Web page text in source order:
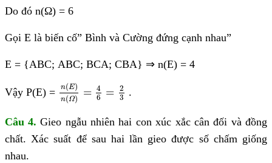
Do đó n(Ω) = 6
Gọi E là biến cố” Bình và Cường đứng cạnh nhau”
E = {ABC; ABC; BCA; CBA} ⇒ n(E) = 4
Vậy P(E) = n(E)
n(Ω) = 4
6
= 2
3
n(E) ) =
.
Câu 4. Gieo ngẫu nhiên hai con xúc xắc cân đối và đồng
chất. Xác suất để sau hai lần gieo được số chấm giống
nhau.